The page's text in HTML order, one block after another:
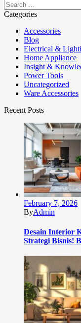
Categories
Accessories
Blog
Electrical &
Home Appliance
Insight &
Power Tools
Uncategorized
Ware Accessories
Recent Posts
February 7, 2026
ByAdmin
Desain Interior
Strategi Bisnis!